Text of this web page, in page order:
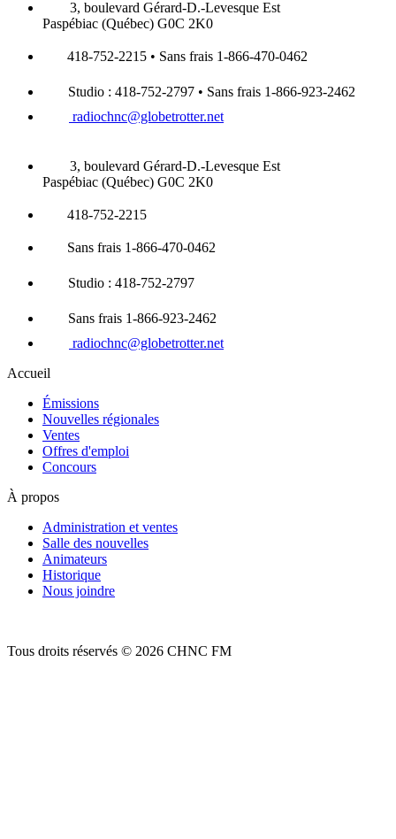
3, boulevard Gérard-D.-Levesque Est
Paspébiac (Québec) G0C 2K0
418-752-2215 • Sans frais 1-866-470-0462
Studio : 418-752-2797 • Sans frais 1-866-923-2462
radiochnc@globetrotter.net
3, boulevard Gérard-D.-Levesque Est
Paspébiac (Québec) G0C 2K0
418-752-2215
Sans frais 1-866-470-0462
Studio : 418-752-2797
Sans frais 1-866-923-2462
radiochnc@globetrotter.net
Accueil
Émissions
Nouvelles régionales
Ventes
Offres d'emploi
Concours
À propos
Administration et ventes
Salle des nouvelles
Animateurs
Historique
Nous joindre
Tous droits réservés © 2026 CHNC FM